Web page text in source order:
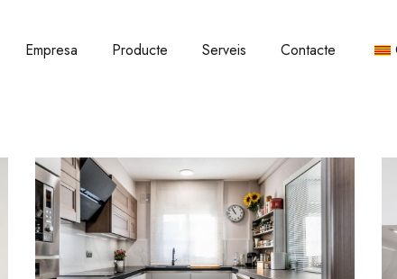
Empresa Producte Serveis Contacte